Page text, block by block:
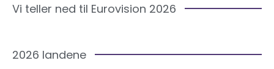
Vi teller ned til Eurovision 2026
2026 landene